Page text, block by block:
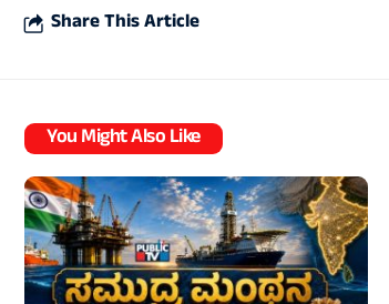
Share This Article
You Might Also Like